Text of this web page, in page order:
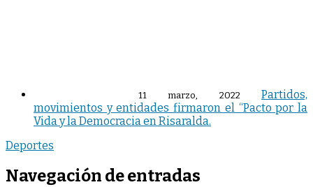
11 marzo, 2022
Partidos,
movimientos y entidades firmaron el “Pacto por la
Vida y la Democracia en Risaralda.
Deportes
Navegación de entradas